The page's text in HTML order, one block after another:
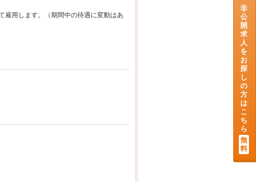
雇用します。（期間中の待遇に変動はあ
非
公
開
求
人
を
お
探
し
の
方
は
こ
ち
ら
無
料